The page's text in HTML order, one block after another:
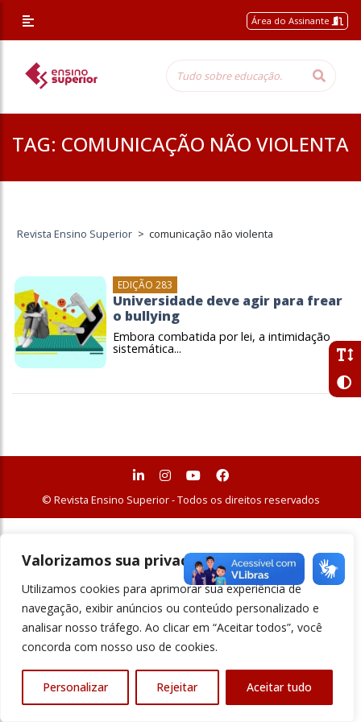
Valorizamos sua privacidade
Utilizamos cookies para aprimorar sua experiência de
navegação, exibir anúncios ou conteúdo personalizado e
analisar nosso tráfego. Ao clicar em “Aceitar todos”, você
concorda com nosso uso de cookies.
Personalizar Rejeitar Aceitar tudo
Área do Assinante
TAG: COMUNICAÇÃO NÃO VIOLENTA
Revista Ensino Superior > comunicação não violenta
EDIÇÃO 283
Universidade deve agir para frear
o bullying
Embora combatida por lei, a intimidação
sistemática...
© Revista Ensino Superior - Todos os direitos reservados